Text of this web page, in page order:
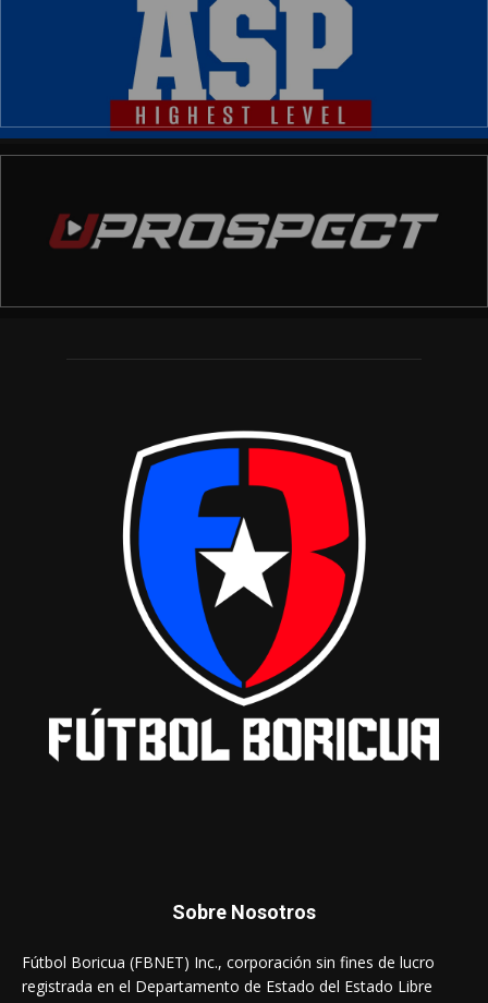
Sobre Nosotros
Fútbol Boricua (FBNET) Inc., corporación sin fines de lucro
registrada en el Departamento de Estado del Estado Libre